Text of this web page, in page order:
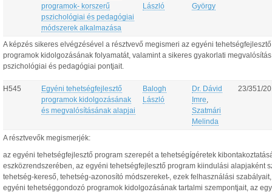
programok- korszerű
pszichológiai és pedagógiai
módszerek alkalmazása
László
György
A képzés sikeres elvégzésével a résztvevő megismeri az egyéni tehetségfejlesztő
programok kidolgozásának folyamatát, valamint a sikeres gyakorlati
pszichológiai és pedagógiai pontjait.
H545
Egyéni tehetségfejlesztő
programok kidolgozásának
és megvalósításának alapjai
Balogh
László
Dr. Dávid
Imre
Szatmári
Melinda
23/351/
A résztvevők megismerjék:
az egyéni tehetségfejlesztő program szerepét a tehetségígéretek
eszközrendszerében, az egyéni tehetségfejlesztő program kiindulási alapjaként
tehetség-kereső, tehetség-azonosító módszereket
, ezek felhasználási
egyéni tehetséggondozó programok kidolgozásának tartalmi szempontjait, az